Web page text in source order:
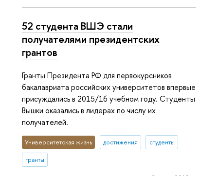
52 студента ВШЭ стали
получателями президентских
грантов
Гранты Президента РФ для первокурсников
бакалавриата российских университетов впервые
присуждались в 2015/16 учебном году. Студенты
Вышки оказались в лидерах по числу их
получателей.
Университетская жизнь достижения студенты
гранты